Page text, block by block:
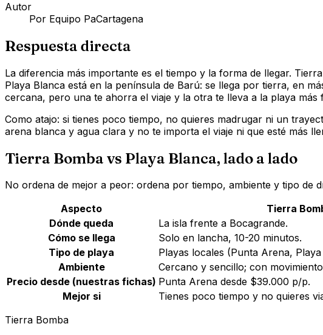
Autor
Por Equipo PaCartagena
Respuesta directa
La diferencia más importante es el tiempo y la forma de llegar.
Playa Blanca está en la península de Barú: se llega por tierra, en
cercana, pero una te ahorra el viaje y la otra te lleva a la playa más
Como atajo: si tienes poco tiempo, no quieres madrugar ni un
arena blanca y agua clara y no te importa el viaje ni que esté más
Tierra Bomba vs Playa Blanca, lado a lado
No ordena de mejor a peor: ordena por tiempo, ambiente y tipo de
Aspecto
Tierra
Dónde queda
La isla frente a Bocagrande.
Cómo se llega
Solo en lancha, 10-20 minutos.
Tipo de playa
Playas locales (Punta Arena,
Ambiente
Cercano y sencillo; con
Precio desde (nuestras fichas) Punta Arena desde $39.000 p/p.
Mejor si
Tienes poco tiempo y no quieres
Tierra Bomba